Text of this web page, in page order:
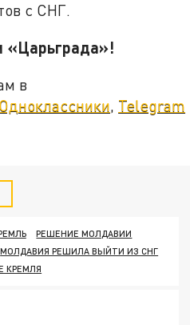
с СНГ.
«Царьграда»!
в
Одноклассники, Telegram
РЕШЕНИЕ МОЛДАВИИ
МОЛДАВИЯ РЕШИЛА ВЫЙТИ ИЗ СНГ
КРЕМЛЯ